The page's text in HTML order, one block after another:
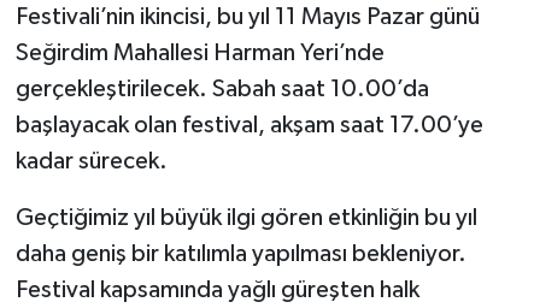
Festivali’nin ikincisi, bu yıl 11 Mayıs Pazar günü
Seğirdim Mahallesi Harman Yeri’nde
gerçekleştirilecek. Sabah saat 10.00’da
başlayacak olan festival, akşam saat 17.00’ye
kadar sürecek.
Geçtiğimiz yıl büyük ilgi gören etkinliğin bu yıl
daha geniş bir katılımla yapılması bekleniyor.
Festival kapsamında yağlı güreşten halk